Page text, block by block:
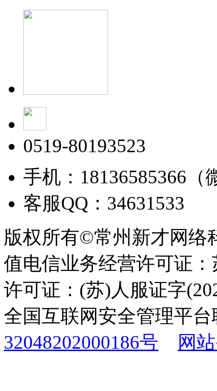
0519-80193523
手机：18136585366（
客服QQ：34631533
版权所有©常州新才网络
值电信业务经营许可证
许可证：(苏)人服证字
全国互联网安全管理平
32048202000186号
网